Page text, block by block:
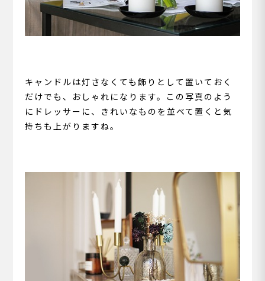
キャンドルは灯さなくても飾りとして置いておく
だけでも、おしゃれになります。この写真のよう
にドレッサーに、きれいなものを並べて置くと気
持ちも上がりますね。